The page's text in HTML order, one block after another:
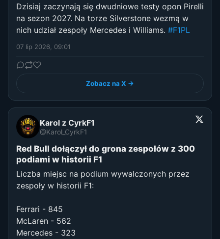
Dzisiaj zaczynają się dwudniowe testy opon Pirelli
na sezon 2027. Na torze Silverstone wezmą w
nich udział zespoły Mercedes i Williams. #F1PL
07 lip 2026, 09:01
Zobacz na X →
Karol z CyrkF1
@Karol_CyrkF1
Red Bull dołączył do grona zespołów z 300
podiami w historii F1
Liczba miejsc na podium wywalczonych przez
zespoły w historii F1:
Ferrari - 845
McLaren - 562
Mercedes - 323